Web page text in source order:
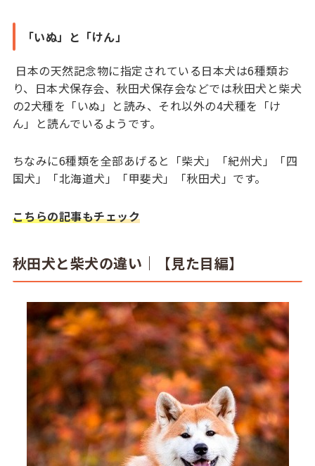
「いぬ」と「けん」
日本の天然記念物に指定されている日本犬は6種類お
り、日本犬保存会、秋田犬保存会などでは秋田犬と柴犬
の2犬種を「いぬ」と読み、それ以外の4犬種を「け
ん」と読んでいるようです。
ちなみに6種類を全部あげると「柴犬」「紀州犬」「四
国犬」「北海道犬」「甲斐犬」「秋田犬」です。
こちらの記事もチェック
秋田犬と柴犬の違い｜【見た目編】